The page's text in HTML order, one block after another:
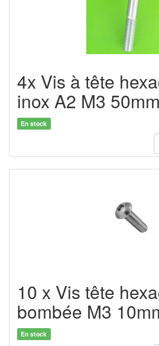
4x Vis à tête
inox A2 M3 50mm
En stock
10 x Vis tête
bombée M3
En stock